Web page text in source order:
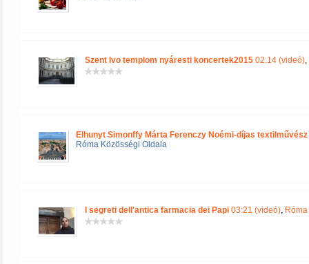
Szent Ivo templom nyáresti koncertek2015 02:14 (videó),
Elhunyt Simonffy Márta Ferenczy Noémi-díjas textilművész
Róma Közösségi Oldala
I segreti dell'antica farmacia dei Papi 03:21 (videó),